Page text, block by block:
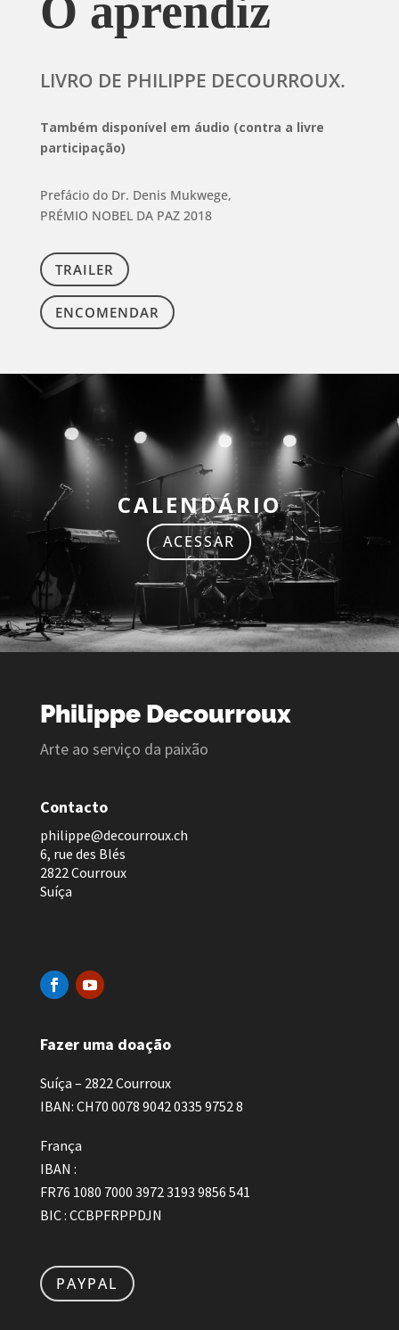
O aprendiz
LIVRO DE PHILIPPE DECOURROUX.
Também disponível em áudio (contra a livre
participação)
Prefácio do Dr. Denis Mukwege,
PRÉMIO NOBEL DA PAZ 2018
TRAILER
ENCOMENDAR
CALENDÁRIO
ACESSAR
Philippe Decourroux
Arte ao serviço da paixão
Contacto
philippe@decourroux.ch
6, rue des Blés
2822 Courroux
Suíça
Fazer uma doação
Suíça – 2822 Courroux
IBAN: CH70 0078 9042 0335 9752 8
França
IBAN :
FR76 1080 7000 3972 3193 9856 541
BIC : CCBPFRPPDJN
PAYPAL